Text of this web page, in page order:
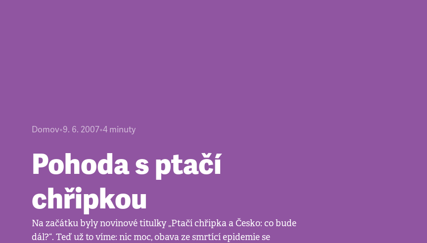
Domov•9. 6. 2007•4 minuty
Pohoda s ptačí
chřipkou
Na začátku byly novinové titulky „Ptačí chřipka a Česko: co bude
dál?“. Teď už to víme: nic moc, obava ze smrtící epidemie se